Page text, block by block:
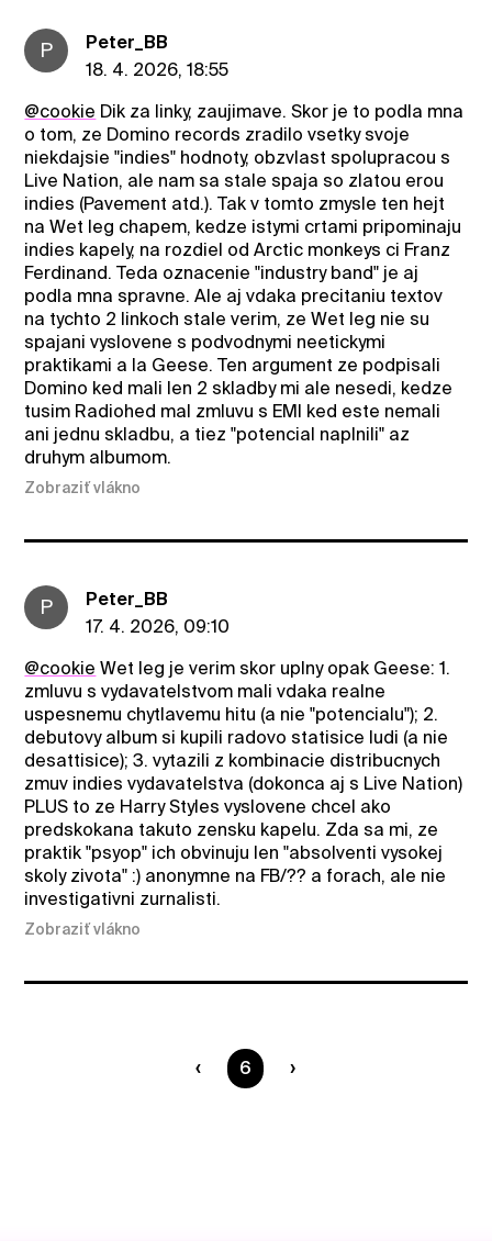
P
Peter_BB
18. 4. 2026, 18:55
@cookie Dik za linky, zaujimave. Skor je to podla mna
o tom, ze Domino records zradilo vsetky svoje
niekdajsie "indies" hodnoty, obzvlast spolupracou s
Live Nation, ale nam sa stale spaja so zlatou erou
indies (Pavement atd.). Tak v tomto zmysle ten hejt
na Wet leg chapem, kedze istymi crtami pripominaju
indies kapely, na rozdiel od Arctic monkeys ci Franz
Ferdinand. Teda oznacenie "industry band" je aj
podla mna spravne. Ale aj vdaka precitaniu textov
na tychto 2 linkoch stale verim, ze Wet leg nie su
spajani vyslovene s podvodnymi neetickymi
praktikami a la Geese. Ten argument ze podpisali
Domino ked mali len 2 skladby mi ale nesedi, kedze
tusim Radiohed mal zmluvu s EMI ked este nemali
ani jednu skladbu, a tiez "potencial naplnili" az
druhym albumom.
Zobraziť vlákno
P
Peter_BB
17. 4. 2026, 09:10
@cookie Wet leg je verim skor uplny opak Geese: 1.
zmluvu s vydavatelstvom mali vdaka realne
uspesnemu chytlavemu hitu (a nie "potencialu"); 2.
debutovy album si kupili radovo statisice ludi (a nie
desattisice); 3. vytazili z kombinacie distribucnych
zmuv indies vydavatelstva (dokonca aj s Live Nation)
PLUS to ze Harry Styles vyslovene chcel ako
predskokana takuto zensku kapelu. Zda sa mi, ze
praktik "psyop" ich obvinuju len "absolventi vysokej
skoly zivota" :) anonymne na FB/?? a forach, ale nie
investigativni zurnalisti.
Zobraziť vlákno
Ste na strane
6